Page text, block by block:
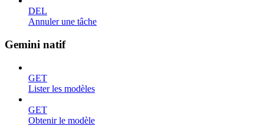
DEL
Annuler une tâche
Gemini natif
GET
Lister les modèles
GET
Obtenir le modèle